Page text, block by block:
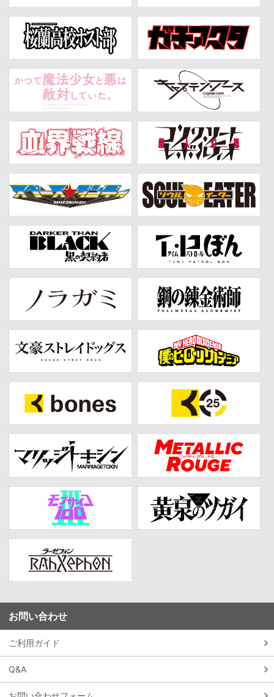
お問い合わせ
ご利用ガイド
Q&A